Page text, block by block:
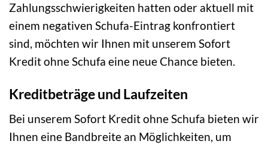
Zahlungsschwierigkeiten hatten oder aktuell mit
einem negativen Schufa-Eintrag konfrontiert
sind, möchten wir Ihnen mit unserem Sofort
Kredit ohne Schufa eine neue Chance bieten.
Kreditbeträge und Laufzeiten
Bei unserem Sofort Kredit ohne Schufa bieten wir
Ihnen eine Bandbreite an Möglichkeiten, um